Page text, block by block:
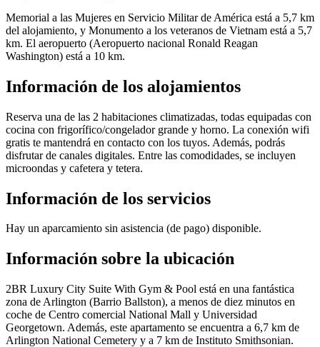
Memorial a las Mujeres en Servicio Militar de América está a 5,7 km
del alojamiento, y Monumento a los veteranos de Vietnam está a 5,7
km. El aeropuerto (Aeropuerto nacional Ronald Reagan
Washington) está a 10 km.
Información de los alojamientos
Reserva una de las 2 habitaciones climatizadas, todas equipadas con
cocina con frigorífico/congelador grande y horno. La conexión wifi
gratis te mantendrá en contacto con los tuyos. Además, podrás
disfrutar de canales digitales. Entre las comodidades, se incluyen
microondas y cafetera y tetera.
Información de los servicios
Hay un aparcamiento sin asistencia (de pago) disponible.
Información sobre la ubicación
2BR Luxury City Suite With Gym & Pool está en una fantástica
zona de Arlington (Barrio Ballston), a menos de diez minutos en
coche de Centro comercial National Mall y Universidad
Georgetown. Además, este apartamento se encuentra a 6,7 km de
Arlington National Cemetery y a 7 km de Instituto Smithsonian.